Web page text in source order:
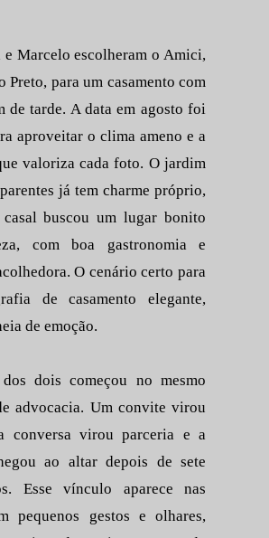
Marcelo escolheram o Amici,
Preto, para um casamento com
de tarde. A data em agosto foi
aproveitar o clima ameno e a
valoriza cada foto. O jardim
já tem charme próprio,
buscou um lugar bonito
com boa gastronomia e
O cenário certo para
de casamento elegante,
de emoção.
dois começou no mesmo
advocacia. Um convite virou
conversa virou parceria e a
ao altar depois de sete
Esse vínculo aparece nas
pequenos gestos e olhares,